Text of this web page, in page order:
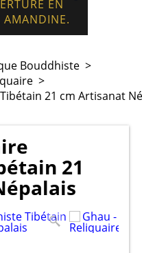
EN
AMANDINE.
Bouddhiste >
>
21 cm Artisanat
21